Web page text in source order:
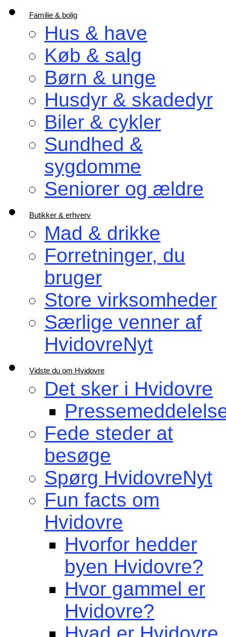
Familie & bolig
Hus & have
Køb & salg
Børn & unge
Husdyr & skadedyr
Biler & cykler
Sundhed &
sygdomme
Seniorer og ældre
Butikker & erhverv
Mad & drikke
Forretninger, du
bruger
Store virksomheder
Særlige venner af
HvidovreNyt
Vidste du om Hvidovre
Det sker i Hvidovre
Fede steder at
besøge
Spørg HvidovreNyt
Fun facts om
Hvidovre
Hvorfor hedder
byen Hvidovre?
Hvor gammel er
Hvidovre?